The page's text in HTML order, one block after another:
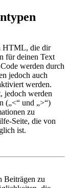
HTML, die dir
für deinen Text
werden durch
jedoch auch
werden.
jedoch werden
(„<“ und „>“)
zu
Seite, die von
ist.
Beiträgen zu